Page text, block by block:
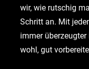
wir, wie rutschig
Schritt an. Mit
immer
wohl, gut